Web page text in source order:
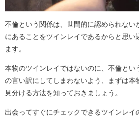
不倫という関係は、世間的に認められない
にあることをツインレイであるからと思い
ます。
本物のツインレイではないのに、不倫とい
の言い訳にしてしまわないよう、まずは本
見分ける方法を知っておきましょう。
出会ってすぐにチェックできるツインレイ